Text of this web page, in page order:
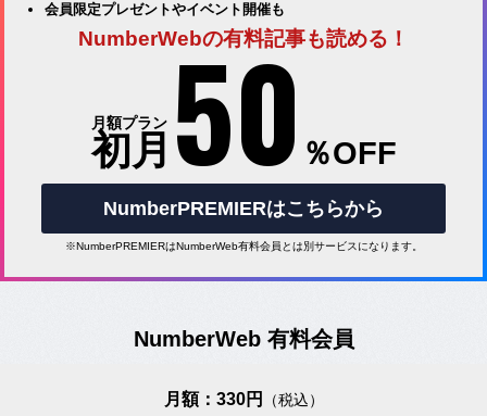
会員限定プレゼントやイベント開催も
NumberWebの有料記事も読める！
月額プラン
初月 50 ％OFF
NumberPREMIERはこちらから
※NumberPREMIERはNumberWeb有料会員とは別サービスになります。
NumberWeb 有料会員
月額：330円 （税込）